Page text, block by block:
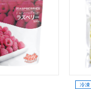
ーン スプーンストロー
冷凍